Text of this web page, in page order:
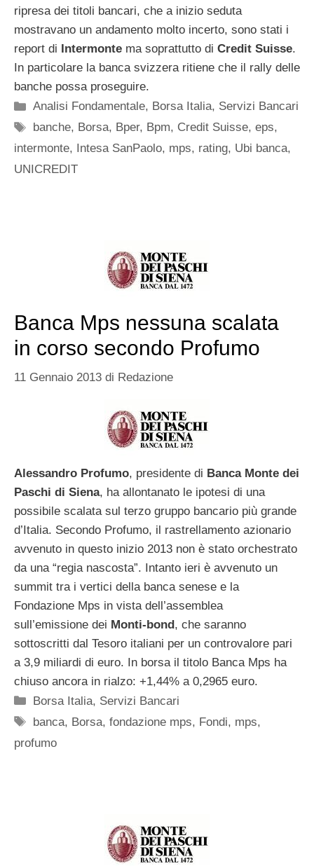
ripresa dei titoli bancari, che a inizio seduta
mostravano un andamento molto incerto, sono stati i
report di
Intermonte ma soprattutto di Credit Suisse.
In particolare la banca svizzera ritiene che il rally delle
banche possa proseguire.
Categorie
Analisi Fondamentale, Borsa Italia, Servizi Bancari
Tag
banche, Borsa, Bper, Bpm, Credit Suisse,eps,
intermonte, Intesa SanPaolo, mps, rating, Ubi banca,
UNICREDIT
Banca Mps nessuna scalata
in corso secondo Profumo
11 Gennaio 2013 di Redazione
Alessandro Profumo, presidente di Banca Monte dei
Paschi di Siena, ha allontanato le ipotesi di una
possibile scalata sul terzo gruppo bancario più grande
d’Italia. Secondo Profumo, il rastrellamento azionario
avvenuto in questo inizio 2013 non è stato orchestrato
da una “regia nascosta”. Intanto ieri è avvenuto un
summit tra i vertici della banca senese e la
Fondazione Mps in vista dell’assemblea
sull’emissione dei Monti-bond, che saranno
sottoscritti dal Tesoro italiani per un controvalore pari
a 3,9 miliardi di euro. In borsa il titolo Banca Mps ha
chiuso ancora in rialzo: +1,44% a 0,2965 euro.
Categorie
Borsa Italia, Servizi Bancari
Tag
banca, Borsa,fondazione mps, Fondi, mps,
profumo